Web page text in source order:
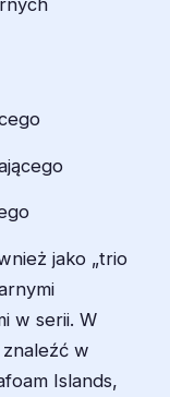
jako „trio
w serii. W
w
Islands,